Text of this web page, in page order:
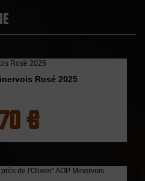
Rosé 2025
€